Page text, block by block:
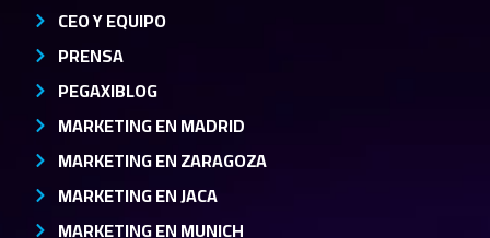
CEO Y EQUIPO
PRENSA
PEGAXIBLOG
MARKETING EN MADRID
MARKETING EN ZARAGOZA
MARKETING EN JACA
MARKETING EN MUNICH